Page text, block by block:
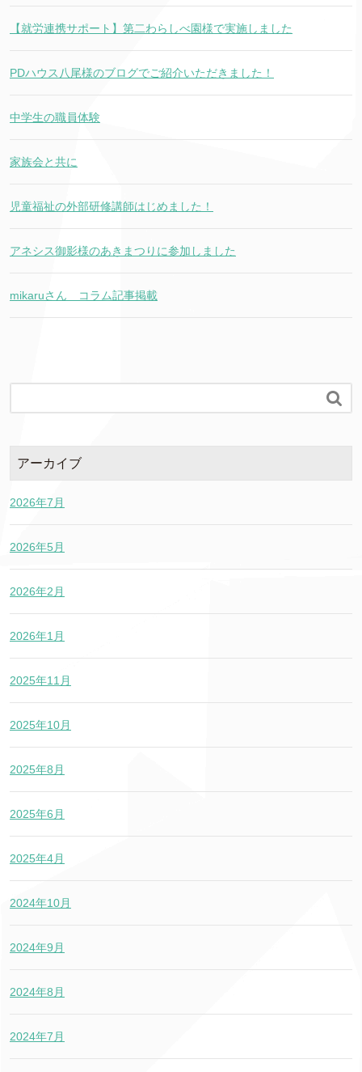
【就労連携サポート】第二わらしべ園様で実施しました
PDハウス八尾様のブログでご紹介いただきました！
中学生の職員体験
家族会と共に
児童福祉の外部研修講師はじめました！
アネシス御影様のあきまつりに参加しました
mikaruさん コラム記事掲載

アーカイブ
2026年7月
2026年5月
2026年2月
2026年1月
2025年11月
2025年10月
2025年8月
2025年6月
2025年4月
2024年10月
2024年9月
2024年8月
2024年7月